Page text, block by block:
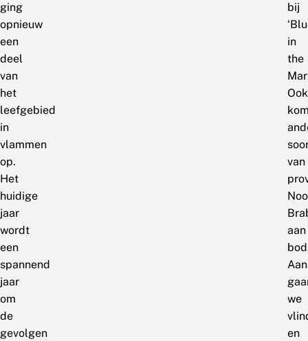
ging
opnieuw
een
deel
van
het
leefgebied
in
vlammen
op.
Het
huidige
jaar
wordt
een
spannend
jaar
om
de
gevolgen
bij
in
the
Ook
van
aan
we
en